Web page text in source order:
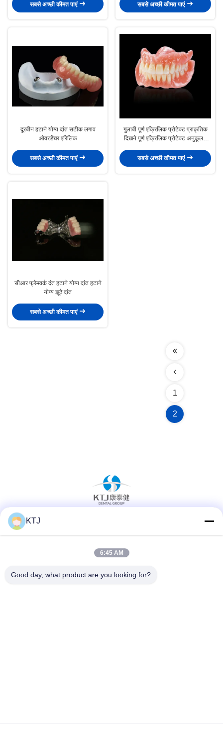
सबसे अच्छी कीमत पाएं सबसे अच्छी कीमत पाएं
दूरबीन हटाने योग्य दांत सटीक लगाव
ओवरडेंचर एरिलिक
सबसे अच्छी कीमत पाएं
गुलाबी पूर्ण एक्रिलिक प्रोटेक्ट प्राकृतिक
दिखने पूर्ण एक्रिलिक प्रोटेक्ट अनुकूलन
सबसे अच्छी कीमत पाएं
सीआर फ्रेमवर्क दंत हटाने योग्य दांत हटाने
योग्य झूठे दांत
सबसे अच्छी कीमत पाएं
1
2
त्वरित संपर्क
KTJ
6:45 AM
Good day, what product are you looking for?